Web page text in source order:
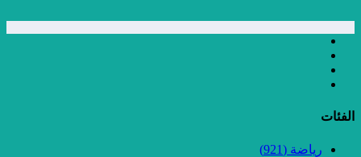
الفئات
رياضة (921)